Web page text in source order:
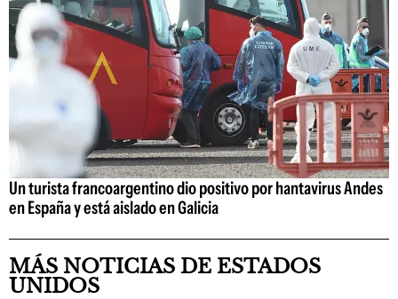
Un turista francoargentino dio positivo por hantavirus Andes
en España y está aislado en Galicia
MÁS NOTICIAS DE ESTADOS
UNIDOS